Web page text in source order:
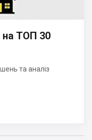
ТОП 30
та аналіз